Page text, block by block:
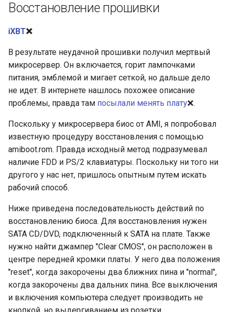
Восстановление прошивки
iXBT❌
В результате неудачной прошивки получил мертвый
микросервер. Он включается, горит лампочками
питания, эмблемой и мигает сеткой, но дальше дело
не идет. В интернете нашлось похожее описание
проблемы, правда там посылали менять плату❌.
Поскольку у микросервера биос от AMI, я попробовал
известную процедуру восстановления с помощью
amiboot.rom. Правда исходный метод подразумевал
наличие FDD и PS/2 клавиатуры. Поскольку ни того ни
другого у нас нет, пришлось опытным путем искать
рабочий способ.
Ниже приведена последовательность действий по
восстановлению биоса. Для восстановления нужен
SATA CD/DVD, подключенный к SATA на плате. Также
нужно найти джампер "Clear CMOS", он расположен в
центре передней кромки платы. У него два положения
"reset", когда закорочены два ближних пина и "normal",
когда закорочены два дальних пина. Все выключения
и включения компьютера следует производить не